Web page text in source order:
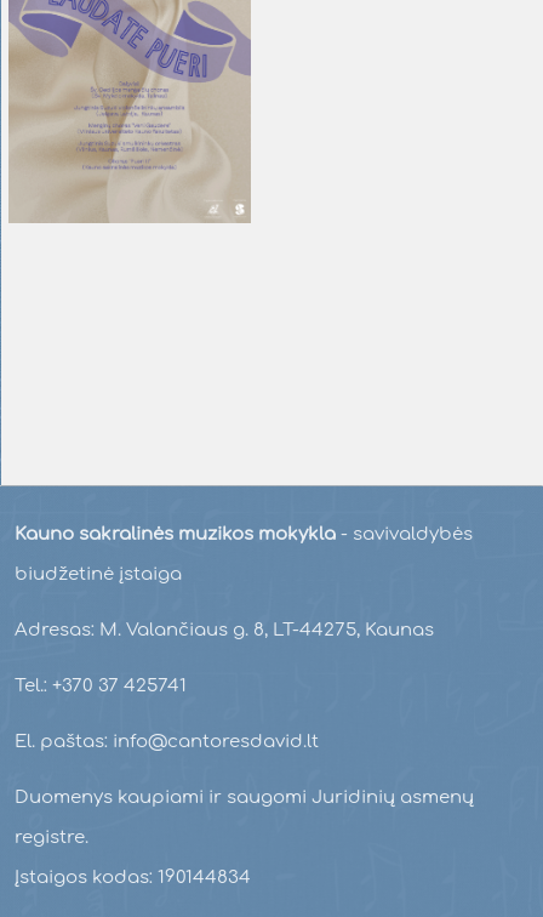
Kauno sakralinės muzikos mokykla - savivaldybės
biudžetinė įstaiga
Adresas: M. Valančiaus g. 8, LT-44275, Kaunas
Tel.: +370 37 425741
El. paštas: info@cantoresdavid.lt
Duomenys kaupiami ir saugomi Juridinių asmenų
registre.
Įstaigos kodas: 190144834